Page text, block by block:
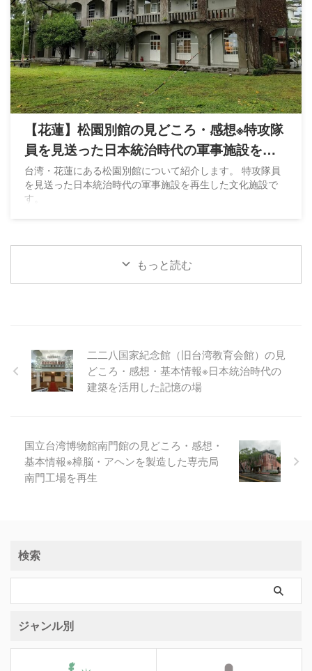
【花蓮】松園別館の見どころ・感想※特攻隊
員を見送った日本統治時代の軍事施設を再
生
台湾・花蓮にある松園別館について紹介します。 特攻隊員
を見送った日本統治時代の軍事施設を再生した文化施設で
す。
もっと読む
二二八国家紀念館（旧台湾教育会館）の見
どころ・感想・基本情報※日本統治時代の
建築を活用した記憶の場
国立台湾博物館南門館の見どころ・感想・
基本情報※樟脳・アヘンを製造した専売局
南門工場を再生
検索
ジャンル別